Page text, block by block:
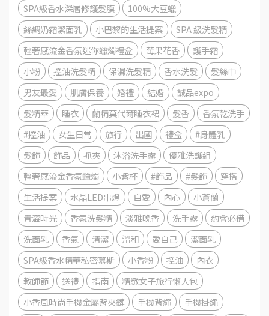
SPA級香水深層修護髮膜
100%大豆蠟
絲綢奶霜潔面乳
小巴黎的生活提案
SPA 級洗髮精
輕奢感流金香氛迷你蠟燭禮盒
莓果花香
護手霜
小粉
控油洗髮精 保濕洗髮精 香水洗髮
髮絲巾
男友最愛
肌膚保養 婚禮 結婚
誠品expo
髮精華
睡衣 蘭精莫代爾睡衣裙 髮香
香氛乾洗手
#控油
女生日常 旅行 出國 禮盒
#身體乳
髮飾
飾品 抓夾 沐浴洗手露
優雅洗護組
輕奢感流金香氛蠟燭
小紫杯 #飾品 #髮飾
穿搭
生活提案
水晶LED串燈 自愛 內心
小蒼蘭
青澀時光
香氛洗髮精 淡雅晚香 洗手露
約會必備
洗面乳
香氣 清潔 溫和 愛自己
潔面乳
SPA級香水精華私密慕斯
小香粉 控油
內衣
教師節
送禮 指南
精緻女子旅行懶人包
小香風時尚手機金屬背夾鏈
手機背繩
手機掛繩